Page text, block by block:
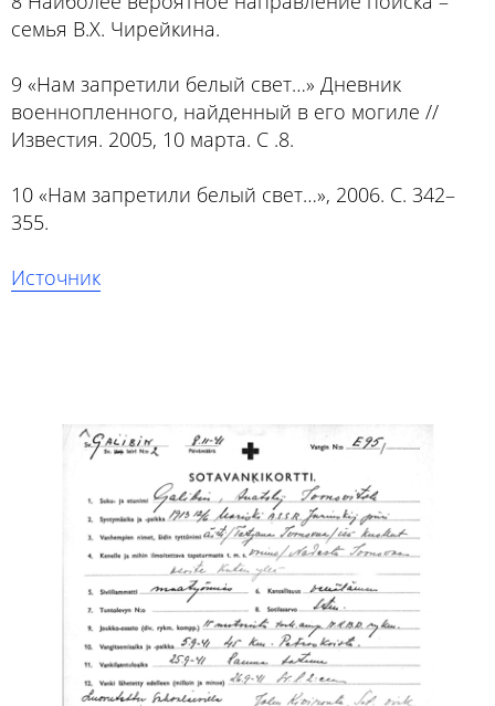
семья В.Х. Чирейкина.
9 «Нам запретили белый свет…» Дневник
военнопленного, найденный в его могиле //
Известия. 2005, 10 марта. С .8.
10 «Нам запретили белый свет…», 2006. С. 342–
355.
Источник